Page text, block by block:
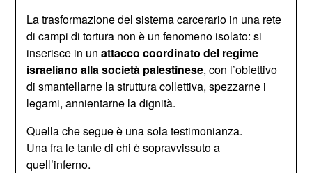
La trasformazione del sistema carcerario in una rete
di campi di tortura non è un fenomeno isolato: si
inserisce in unattacco coordinato del regime
israeliano alla società palestinese, con l’obiettivo
di smantellarne la struttura collettiva, spezzarne i
legami, annientarne la dignità.
Quella che segue è una sola testimonianza.
Una fra le tante di chi è sopravvissuto a
quell’inferno.